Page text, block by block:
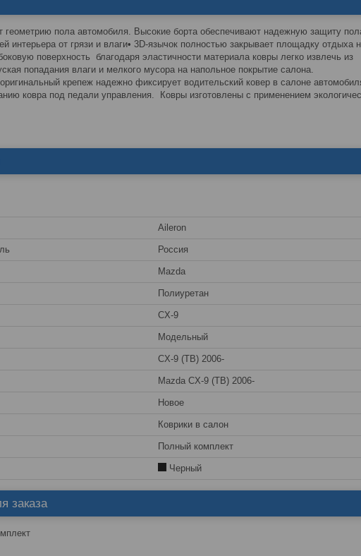
геометрию пола автомобиля. Высокие борта обеспечивают надежную защиту
интерьера от грязи и влаги• 3D-язычок полностью закрывает площадку отдыха
поверхность благодаря эластичности материала ковры легко извлечь из
попадания влаги и мелкого мусора на напольное покрытие салона.
крепеж надежно фиксирует водительский ковер в салоне
ковра под педали управления. Ковры изготовлены с применением
Aileron
Россия
Mazda
Полиуретан
CX-9
Модельный
CX-9 (TB) 2006-
Mazda CX-9 (TB) 2006-
Новое
Коврики в салон
Полный комплект
Черный
заказа